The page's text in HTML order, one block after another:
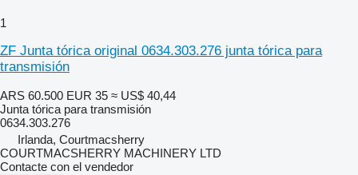
1
ZF Junta tórica original 0634.303.276 junta tórica para
transmisión
ARS 60.500 EUR 35 ≈ US$ 40,44
Junta tórica para transmisión
0634.303.276
Irlanda, Courtmacsherry
COURTMACSHERRY MACHINERY LTD
Contacte con el vendedor